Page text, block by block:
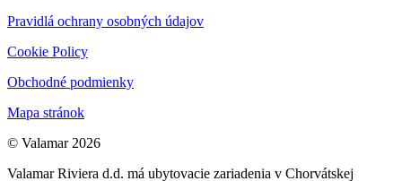
Pravidlá ochrany osobných údajov
Cookie Policy
Obchodné podmienky
Mapa stránok
© Valamar 2026
Valamar Riviera d.d. má ubytovacie zariadenia v Chorvátskej